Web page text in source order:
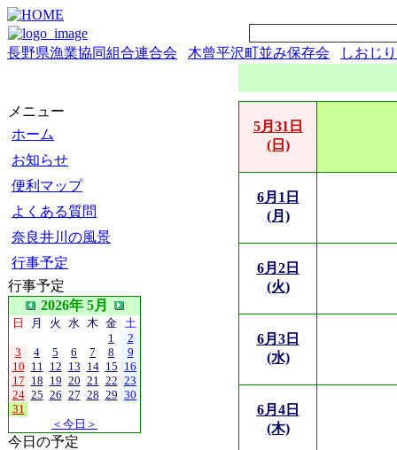
長野県漁業協同組合連合会 木曾平沢町並み保存会 しおじ
メニュー
ホーム
お知らせ
便利マップ
よくある質問
奈良井川の風景
行事予定
行事予定
2026年 5月
日 月 火 水 木 金 土
1
2
3
4 5 6 7 8
9
10 11 12 13 14 15 16
17 18 19 20 21 22 23
24 25 26 27 28 29 30
31
＜今日＞
今日の予定
5月31日
(日)
6月1日
(月)
6月2日
(火)
6月3日
(水)
6月4日
(木)